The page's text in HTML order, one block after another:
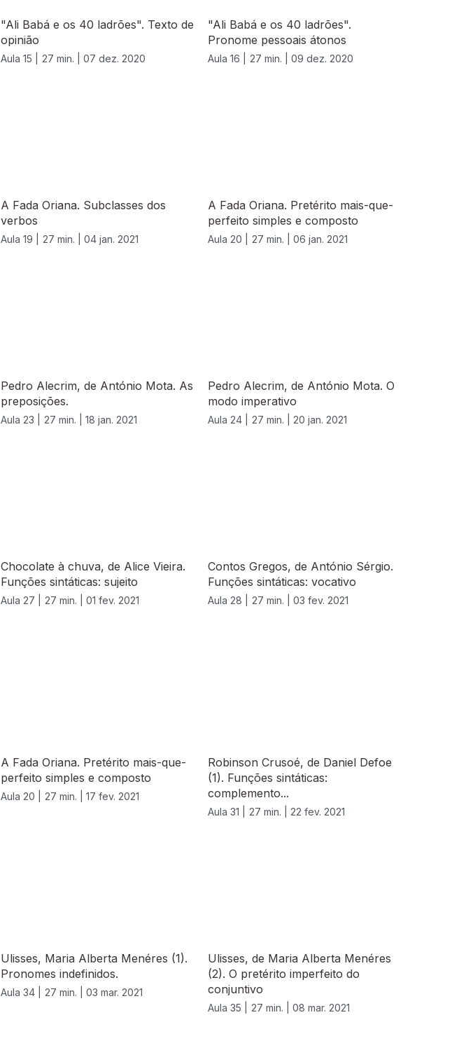
"Ali Babá e os 40 ladrões". Texto de
opinião
Aula 15 | 27 min. | 07 dez. 2020
"Ali Babá e os 40 ladrões".
Pronome pessoais átonos
Aula 16 | 27 min. | 09 dez. 2020
A Fada Oriana. Subclasses dos
verbos
Aula 19 | 27 min. | 04 jan. 2021
A Fada Oriana. Pretérito mais-que-
perfeito simples e composto
Aula 20 | 27 min. | 06 jan. 2021
Pedro Alecrim, de António Mota. As
preposições.
Aula 23 | 27 min. | 18 jan. 2021
Pedro Alecrim, de António Mota. O
modo imperativo
Aula 24 | 27 min. | 20 jan. 2021
Chocolate à chuva, de Alice Vieira.
Funções sintáticas: sujeito
Aula 27 | 27 min. | 01 fev. 2021
Contos Gregos, de António Sérgio.
Funções sintáticas: vocativo
Aula 28 | 27 min. | 03 fev. 2021
A Fada Oriana. Pretérito mais-que-
perfeito simples e composto
Aula 20 | 27 min. | 17 fev. 2021
Robinson Crusoé, de Daniel Defoe
(1). Funções sintáticas:
complemento...
Aula 31 | 27 min. | 22 fev. 2021
Ulisses, Maria Alberta Menéres (1).
Pronomes indefinidos.
Aula 34 | 27 min. | 03 mar. 2021
Ulisses, de Maria Alberta Menéres
(2). O pretérito imperfeito do
conjuntivo
Aula 35 | 27 min. | 08 mar. 2021